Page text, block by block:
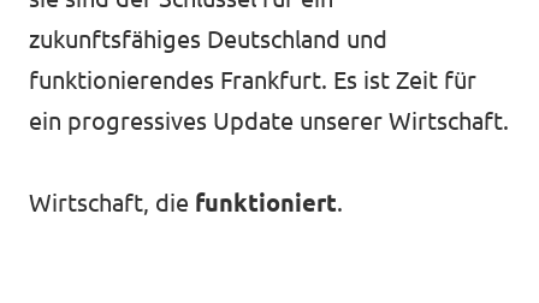
Transparenz
zukunftsfähiges Deutschland und
funktionierendes Frankfurt. Es ist Zeit für
ein progressives Update unserer Wirtschaft.
Wirtschaft, die funktioniert.